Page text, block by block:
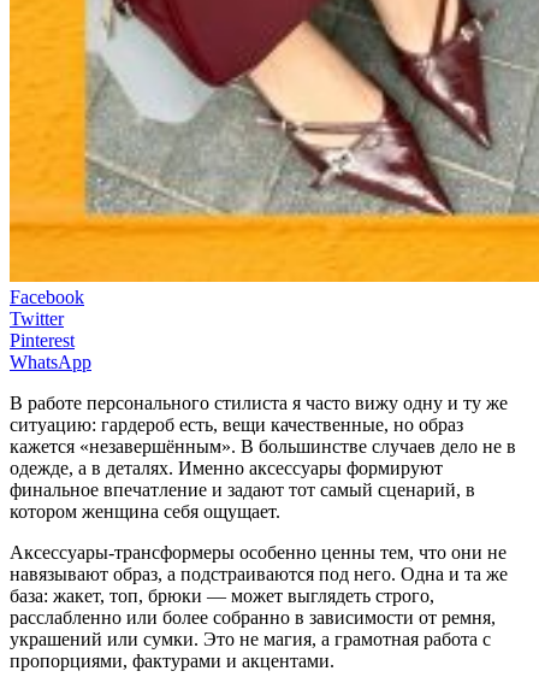
Facebook
Twitter
Pinterest
WhatsApp
В работе персонального стилиста я часто вижу одну и ту же
ситуацию: гардероб есть, вещи качественные, но образ
кажется «незавершённым». В большинстве случаев дело не в
одежде, а в деталях. Именно аксессуары формируют
финальное впечатление и задают тот самый сценарий, в
котором женщина себя ощущает.
Аксессуары-трансформеры особенно ценны тем, что они не
навязывают образ, а подстраиваются под него. Одна и та же
база: жакет, топ, брюки — может выглядеть строго,
расслабленно или более собранно в зависимости от ремня,
украшений или сумки. Это не магия, а грамотная работа с
пропорциями, фактурами и акцентами.